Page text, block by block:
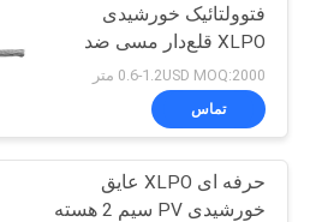
دربارهی
کارخانه
فتوولتائیک خورشیدی
XLPO قلع‌دار مسی ضد
شعله
0.6-1.2USD MOQ:2000 متر
تماس
حرفه ای XLPO عایق
خورشیدی PV سیم 2 هسته